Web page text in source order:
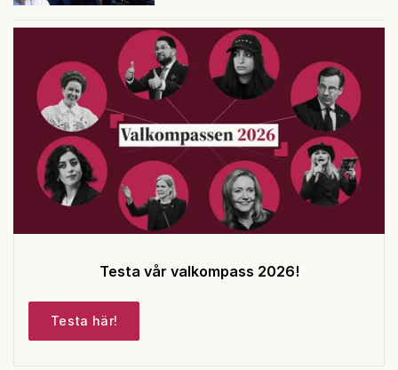
Testa vår valkompass 2026!
Testa här!